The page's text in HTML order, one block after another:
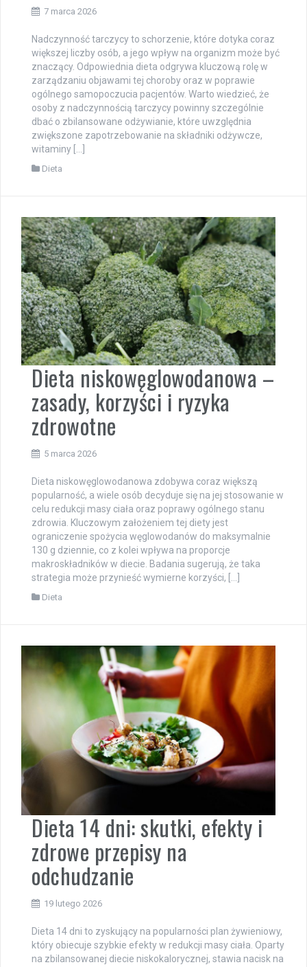
7 marca 2026
Nadczynność tarczycy to schorzenie, które dotyka coraz
większej liczby osób, a jego wpływ na organizm może być
znaczący. Odpowiednia dieta odgrywa kluczową rolę w
zarządzaniu objawami tej choroby oraz w poprawie
ogólnego samopoczucia pacjentów. Warto wiedzieć, że
osoby z nadczynnością tarczycy powinny szczególnie
dbać o zbilansowane odżywianie, które uwzględnia
zwiększone zapotrzebowanie na składniki odżywcze,
witaminy […]
Dieta
Dieta niskowęglowodanowa –
zasady, korzyści i ryzyka
zdrowotne
5 marca 2026
Dieta niskowęglowodanowa zdobywa coraz większą
popularność, a wiele osób decyduje się na jej stosowanie w
celu redukcji masy ciała oraz poprawy ogólnego stanu
zdrowia. Kluczowym założeniem tej diety jest
ograniczenie spożycia węglowodanów do maksymalnie
130 g dziennie, co z kolei wpływa na proporcje
makroskładników w diecie. Badania sugerują, że taka
strategia może przynieść wymierne korzyści, […]
Dieta
Dieta 14 dni: skutki, efekty i
zdrowe przepisy na
odchudzanie
19 lutego 2026
Dieta 14 dni to zyskujący na popularności plan żywieniowy,
który obiecuje szybkie efekty w redukcji masy ciała. Oparty
na zbilansowanej diecie niskokalorycznej, stawia nacisk na